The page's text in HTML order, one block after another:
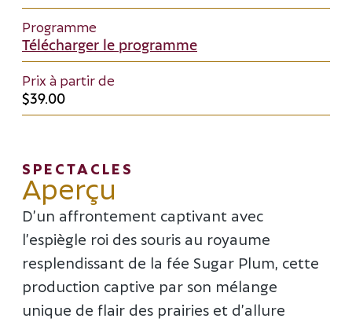
Programme
Télécharger le programme
Prix à partir de
$39.00
SPECTACLES
Aperçu
D’un affrontement captivant avec
l’espiègle roi des souris au royaume
resplendissant de la fée Sugar Plum, cette
production captive par son mélange
unique de flair des prairies et d’allure